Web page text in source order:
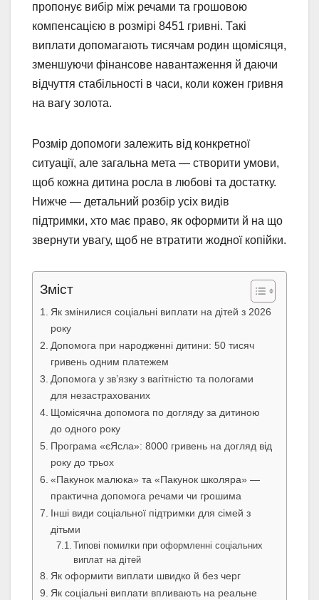
пропонує вибір між речами та грошовою
компенсацією в розмірі 8451 гривні. Такі
виплати допомагають тисячам родин щомісяця,
зменшуючи фінансове навантаження й даючи
відчуття стабільності в часи, коли кожен гривня
на вагу золота.
Розмір допомоги залежить від конкретної
ситуації, але загальна мета — створити умови,
щоб кожна дитина росла в любові та достатку.
Нижче — детальний розбір усіх видів
підтримки, хто має право, як оформити й на що
звернути увагу, щоб не втратити жодної копійки.
Зміст
Як змінилися соціальні виплати на дітей з 2026
року
Допомога при народженні дитини: 50 тисяч
гривень одним платежем
Допомога у зв’язку з вагітністю та пологами
для незастрахованих
Щомісячна допомога по догляду за дитиною
до одного року
Програма «єЯсла»: 8000 гривень на догляд від
року до трьох
«Пакунок малюка» та «Пакунок школяра» —
практична допомога речами чи грошима
Інші види соціальної підтримки для сімей з
дітьми
Типові помилки при оформленні соціальних
виплат на дітей
Як оформити виплати швидко й без черг
Як соціальні виплати впливають на реальне